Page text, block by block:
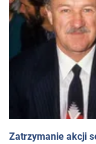
Zatrzymanie akcji